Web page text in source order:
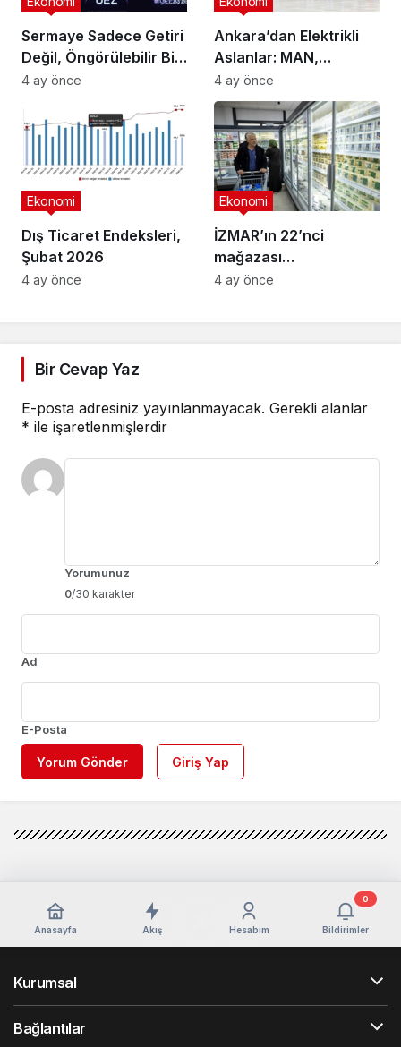
Sermaye Sadece Getiri
Değil, Öngörülebilir Bir
Ortam Arıyor
4 ay önce
Ankara’dan Elektrikli
Aslanlar: MAN,
Ankara’daki
fabrikasında eBus
üretimine başladı
4 ay önce
Dış Ticaret Endeksleri,
Şubat 2026
Ekonomi
4 ay önce
İZMAR’ın 22’nci
mağazası
Osmangazi’de açıldı
Ekonomi
4 ay önce
Bir Cevap Yaz
E-posta adresiniz yayınlanmayacak. Gerekli alanlar
* ile işaretlenmişlerdir
Yorumunuz
0/30 karakter
Ad
E-Posta
Yorum Gönder Giriş Yap
Anasayfa Akış Hesabım Bildirimler
0
Kurumsal
Bağlantılar